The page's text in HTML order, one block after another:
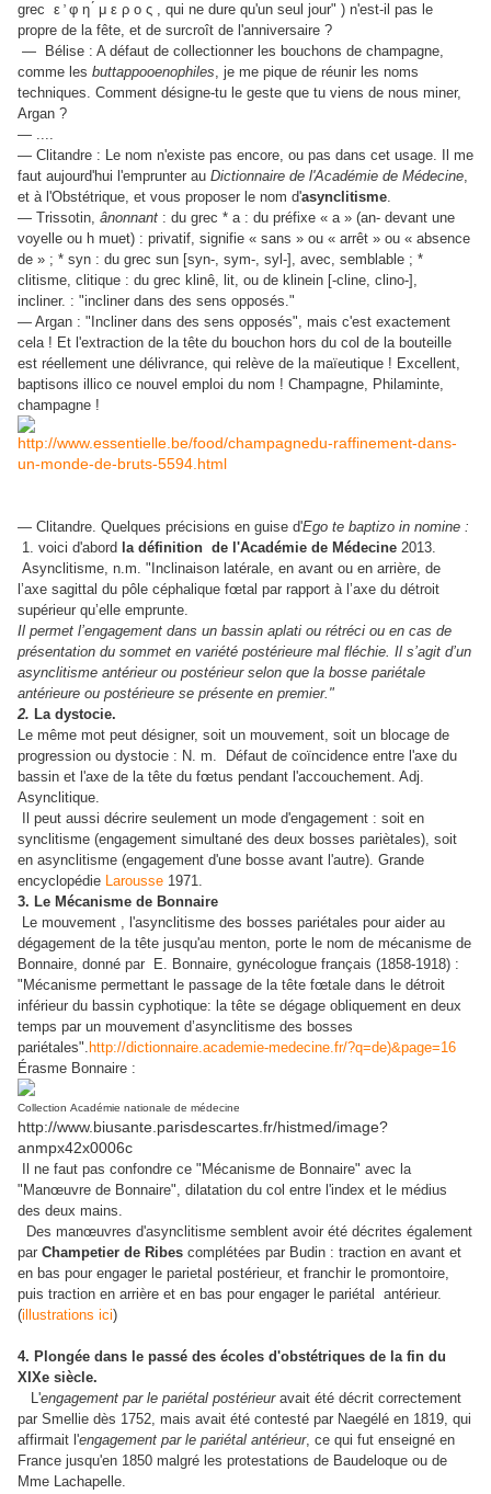
grec ε ̓ φ η ́ μ ε ρ ο ς , qui ne dure qu'un seul jour" ) n'est-il pas le
propre de la fête, et de surcroît de l'anniversaire ?
— Bélise : A défaut de collectionner les bouchons de champagne,
comme les buttappooenophiles, je me pique de réunir les noms
techniques. Comment désigne-tu le geste que tu viens de nous miner,
Argan ?
— ....
— Clitandre : Le nom n'existe pas encore, ou pas dans cet usage. Il me
faut aujourd'hui l'emprunter au Dictionnaire de l'Académie de Médecine,
et à l'Obstétrique, et vous proposer le nom d'asynclitisme.
— Trissotin, ânonnant : du grec * a : du préfixe « a » (an- devant une
voyelle ou h muet) : privatif, signifie « sans » ou « arrêt » ou « absence
de » ; * syn : du grec sun [syn-, sym-, syl-], avec, semblable ; *
clitisme, clitique : du grec klinê, lit, ou de klinein [-cline, clino-],
incliner. : "incliner dans des sens opposés."
— Argan : "Incliner dans des sens opposés", mais c'est exactement
cela ! Et l'extraction de la tête du bouchon hors du col de la bouteille
est réellement une délivrance, qui relève de la maïeutique ! Excellent,
baptisons illico ce nouvel emploi du nom ! Champagne, Philaminte,
champagne !
http://www.essentielle.be/food/champagnedu-raffinement-dans-
un-monde-de-bruts-5594.html
— Clitandre. Quelques précisions en guise d'Ego te baptizo in nomine :
1. voici d'abord la définition de l'Académie de Médecine 2013.
Asynclitisme, n.m. "Inclinaison latérale, en avant ou en arrière, de
l’axe sagittal du pôle céphalique fœtal par rapport à l’axe du détroit
supérieur qu’elle emprunte.
Il permet l’engagement dans un bassin aplati ou rétréci ou en cas de
présentation du sommet en variété postérieure mal fléchie. Il s’agit d’un
asynclitisme antérieur ou postérieur selon que la bosse pariétale
antérieure ou postérieure se présente en premier."
2. La dystocie.
Le même mot peut désigner, soit un mouvement, soit un blocage de
progression ou dystocie : N. m. Défaut de coïncidence entre l'axe du
bassin et l'axe de la tête du fœtus pendant l'accouchement. Adj.
Asynclitique.
Il peut aussi décrire seulement un mode d'engagement : soit en
synclitisme (engagement simultané des deux bosses pariètales), soit
en asynclitisme (engagement d'une bosse avant l'autre). Grande
encyclopédie Larousse 1971.
3. Le Mécanisme de Bonnaire
Le mouvement , l'asynclitisme des bosses pariétales pour aider au
dégagement de la tête jusqu'au menton, porte le nom de mécanisme de
Bonnaire, donné par
E. Bonnaire, gynécologue français (1858-1918) :
"Mécanisme permettant le passage de la tête fœtale dans le détroit
inférieur du bassin cyphotique: la tête se dégage obliquement en deux
temps par un mouvement d’asynclitisme des bosses
pariétales". http://dictionnaire.academie-medecine.fr/?q=de)&page=16
Érasme Bonnaire :
Collection Académie nationale de médecine
http://www.biusante.parisdescartes.fr/histmed/image?
anmpx42x0006c
Il ne faut pas confondre ce "Mécanisme de Bonnaire" avec la
"Manœuvre de Bonnaire", dilatation du col entre l'index et le médius
des deux mains.
Des manœuvres d'asynclitisme semblent avoir été décrites également
par Champetier de Ribes complétées par Budin : traction en avant et
en bas pour engager le parietal postérieur, et franchir le promontoire,
puis traction en arrière et en bas pour engager le pariétal antérieur.
(illustrations ici)
4. Plongée dans le passé des écoles d'obstétriques de la fin du
XIXe siècle.
L'engagement par le pariétal postérieuravait été décrit correctement
par Smellie dès 1752, mais avait été contesté par Naegélé en 1819, qui
affirmait l'engagement par le pariétal antérieur, ce qui fut enseigné en
France jusqu'en 1850 malgré les protestations de Baudeloque ou de
Mme Lachapelle.